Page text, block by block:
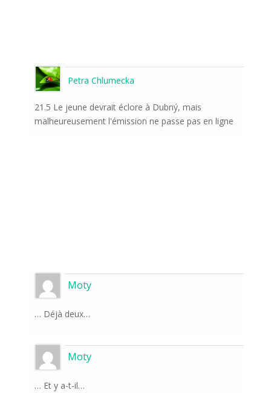
Petra Chlumecka
21.5 Le jeune devrait éclore à Dubný, mais
malheureusement l'émission ne passe pas en ligne
Moty
… Déjà deux…
Moty
… Et y a-t-il…